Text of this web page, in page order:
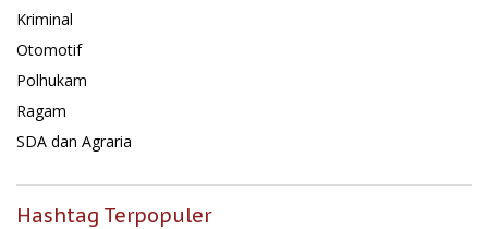
Kriminal
Otomotif
Polhukam
Ragam
SDA dan Agraria
Hashtag Terpopuler